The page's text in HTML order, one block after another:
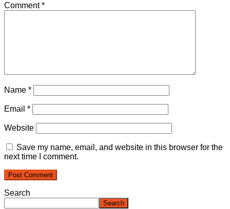
Comment*
Name *
Email *
Website
Save my name, email, and website in this browser for the
next time I comment.
Search
Search